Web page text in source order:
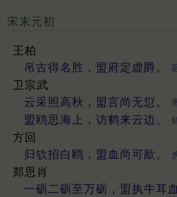
宋末元初
王柏
吊古得名胜，盟府定虚爵。
卫宗武
云采照高秋，盟言尚无愆。
盟鸥思海上，访鹤来云边。
方回
归欤招白鸥，盟血尚可歃。
郑思肖
一砺二砺至万砺，盟执牛耳